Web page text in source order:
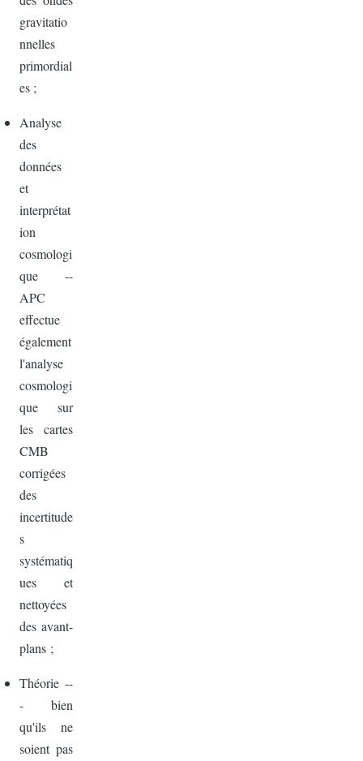
gravitatio
nnelles
primordial
es ;
Analyse
des
données
et
interprétat
ion
cosmologi
que --
APC
effectue
également
l'analyse
cosmologi
que sur
les cartes
CMB
corrigées
des
incertitude
s
systématiq
ues et
nettoyées
des avant-
plans ;
Théorie --
- bien
qu'ils ne
soient pas